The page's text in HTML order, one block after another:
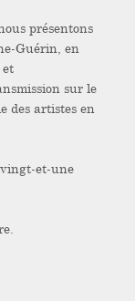
présentons
Guérin, en
et
sur le
des artistes en
et-une